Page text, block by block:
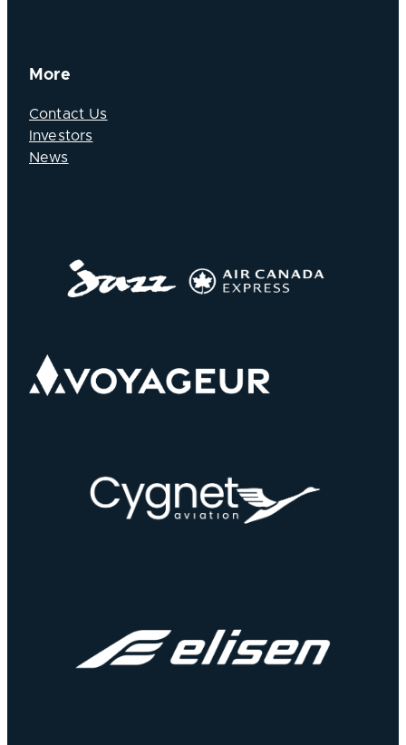
More
Contact Us
Investors
News